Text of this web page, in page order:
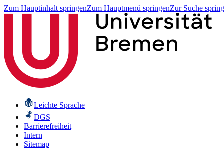
Zum Hauptinhalt springenZum Hauptmenü springenZur Suche
Leichte Sprache
DGS
Barrierefreiheit
Intern
Sitemap